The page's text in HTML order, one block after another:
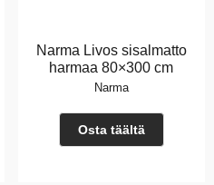
Narma Livos sisalmatto
harmaa 80×300 cm
Narma
Osta täältä